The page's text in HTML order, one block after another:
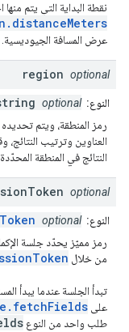
نقطة البداية التي يتم
عرض المسافة الجيوديسية.
region optional
النوع: optional
العناوين وترتيب
النتائج في المنطقة
Token optional
النوع: optional
رمز مميّز يحدّد جلسة
من خلال
تبدأ الجلسة عندما يبدأ
على
طلب واحد من النوع